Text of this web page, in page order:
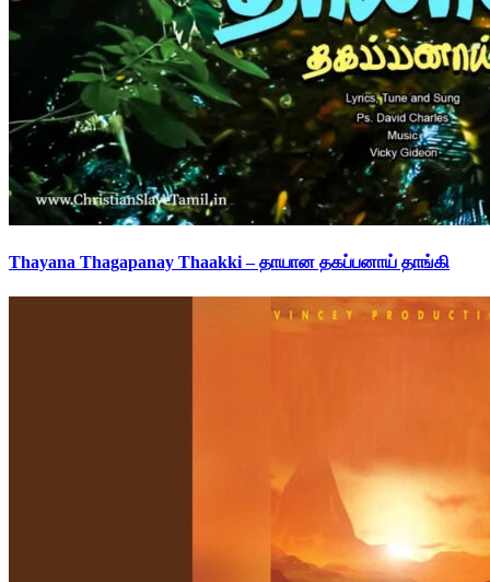
Thayana Thagapanay Thaakki – தாயான தகப்பனாய் தாங்கி